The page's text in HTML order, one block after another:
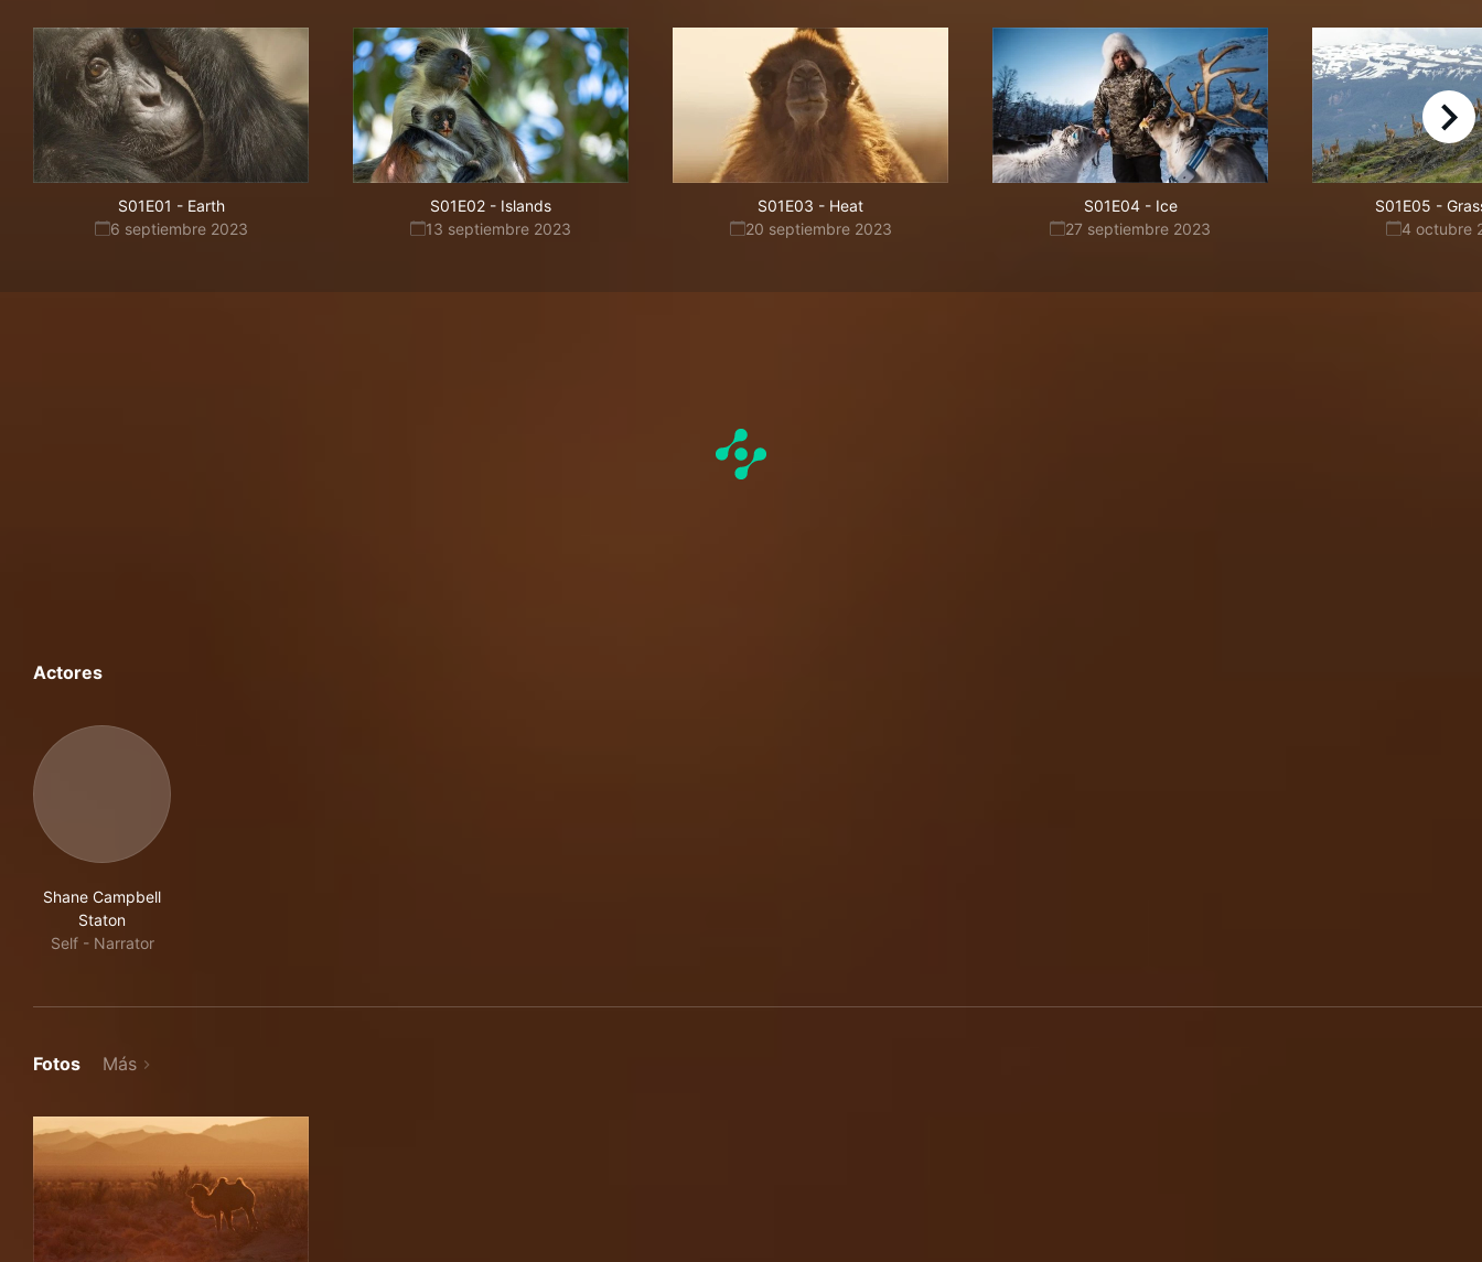
S01E01 - Earth
6 septiembre 2023
S01E02 - Islands
13 septiembre 2023
S01E03 - Heat
20 septiembre 2023
S01E04- Ice
27 septiembre 2023
S01E05 -
4 octubre
right
Actores
Shane Campbell
Staton
Self - Narrator
Fotos Más